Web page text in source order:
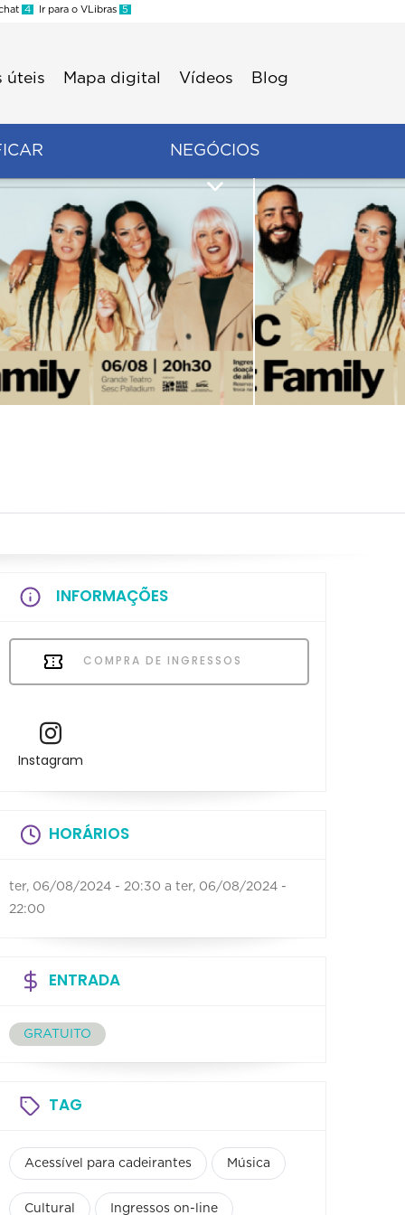
4 Ir para o VLibras 5
úteis Mapa digital Vídeos Blog
NEGÓCIOS
INFORMAÇÕES
COMPRA DE INGRESSOS
Instagram
HORÁRIOS
ter, 06/08/2024 - 20:30 a ter, 06/08/2024 -
22:00
ENTRADA
GRATUITO
TAG
Acessível para cadeirantes Música
Cultural Ingressos on-line